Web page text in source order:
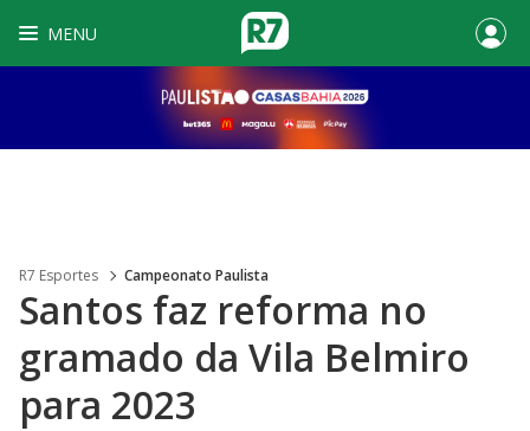
MENU
R7 Esportes Campeonato Paulista
Santos faz reforma no
gramado da Vila Belmiro
para 2023